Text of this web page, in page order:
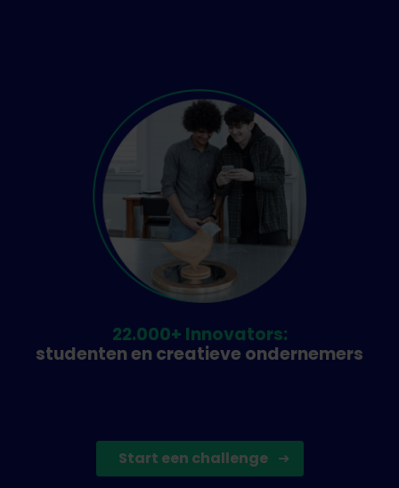
22.000+ Innovators:
studenten en creatieve ondernemers
Start een challenge